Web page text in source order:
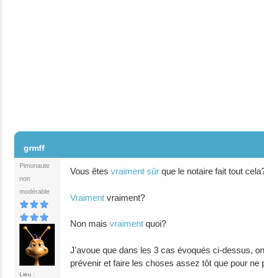
grmff
Pimonaute
non
modérable
Lieu :
Vous êtes vraiment sûr que le notaire fait tout
Vraiment vraiment?
Non mais vraiment quoi?
J'avoue que dans les 3 cas évoqués ci-dessus,
prévenir et faire les choses assez tôt que pour